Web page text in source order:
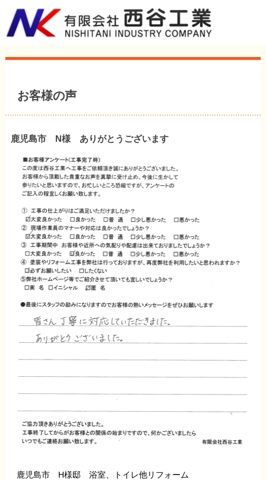
お客様の声
鹿児島市 N様 ありがとうございます
鹿児島市 H様邸 浴室、トイレ他リフォーム